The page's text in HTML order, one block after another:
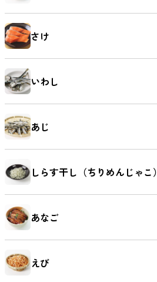
さけ
いわし
あじ
しらす干し（ちりめんじゃこ）
あなご
えび